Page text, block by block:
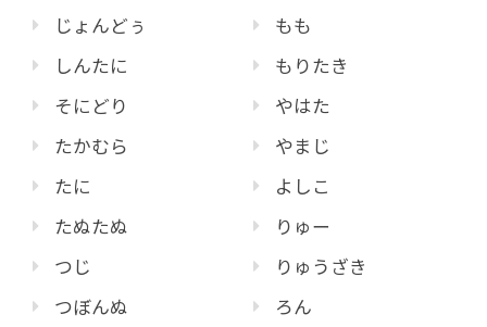
じょんどぅ
しんたに
そにどり
たかむら
たに
たぬたぬ
つじ
つぼんぬ
もも
もりたき
やはた
やまじ
よしこ
りゅー
りゅうざき
ろん